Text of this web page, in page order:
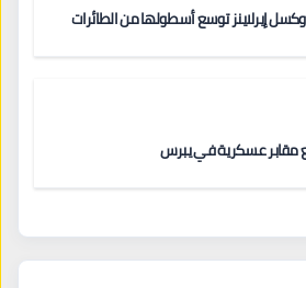
إيرلاينز توسع أسطولها من الطائرات
مقابر عسكرية في يبرس